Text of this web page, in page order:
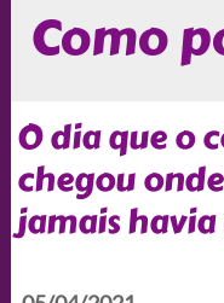
Como
O dia que o
chegou
jamais